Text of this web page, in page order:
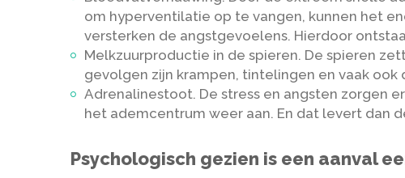
om hyperventilatie op te vangen, kunnen het
versterken de angstgevoelens. Hierdoor
Melkzuurproductie in de spieren. De spieren
gevolgen zijn krampen, tintelingen en vaak
Adrenalinestoot. De stress en angsten zorgen
het ademcentrum weer aan. En dat levert dan
Psychologisch gezien is een aanval